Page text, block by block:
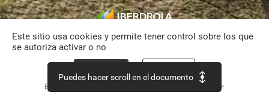
Este sitio usa cookies y permite tener control sobre los que
se autoriza activar o no
Política de confidencialidad Continuar sin aceptar >
Puedes hacer scroll en el documento